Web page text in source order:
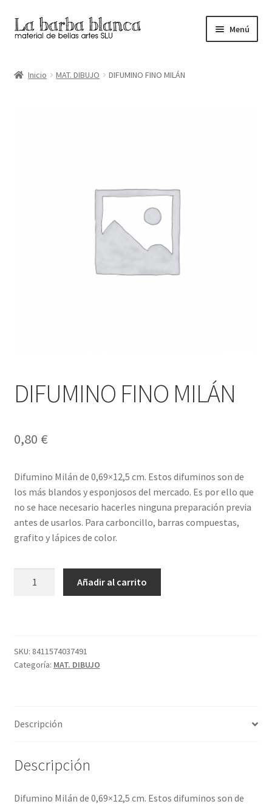
Ir
a
navegación
Ir
al
Menú
Inicio MAT. DIBUJO DIFUMINO FINO MILÁN
DIFUMINO FINO MILÁN
0,80 €
Difumino Milán de 0,69×12,5 cm. Estos difuminos son de
los más blandos y esponjosos del mercado. Es por ello que
no se hace necesario hacerles ninguna preparación previa
antes de usarlos. Para carboncillo, barras compuestas,
grafito y lápices de color.
Añadir al carrito
SKU: 8411574037491
Categoría: MAT. DIBUJO
Descripción
Descripción
Difumino Milán de 0,69×12,5 cm. Estos difuminos son de